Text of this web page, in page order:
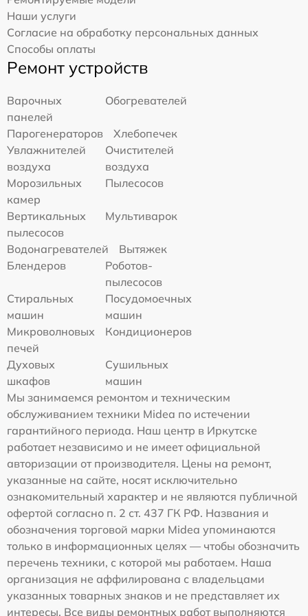
Наши услуги
Согласие на обработку персональных данных
Способы оплаты
Ремонт устройств
Варочных
панелей
Обогревателей
Парогенераторов
Хлебопечек
Увлажнителей
воздуха
Очистителей
воздуха
Морозильных
камер
Пылесосов
Вертикальных
пылесосов
Мультиварок
Водонагревателей
Вытяжек
Блендеров
Роботов-
пылесосов
Стиральных
машин
Посудомоечных
машин
Микроволновых
печей
Кондиционеров
Духовых
шкафов
Сушильных
машин
Мы занимаемся ремонтом и техническим
обслуживанием техники Midea по истечении
гарантийного периода. Наш центр в Иркутске
работает независимо и не имеет официальной
авторизации от производителя. Цены на ремонт,
указанные на сайте, носят исключительно
ознакомительный характер и не являются публичной
офертой согласно п. 2 ст. 437 ГК РФ. Названия и
обозначения торговой марки Midea упоминаются
только в информационных целях — чтобы обозначить
перечень техники, с которой мы работаем. Наша
организация не аффилирована с владельцами
указанных товарных знаков и не представляет их
интересы. Все виды ремонтных работ выполняются